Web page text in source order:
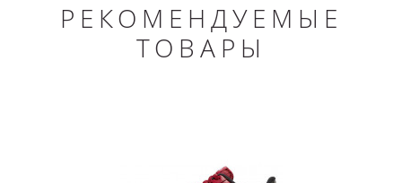
РЕКОМЕНДУЕМЫЕ
ТОВАРЫ